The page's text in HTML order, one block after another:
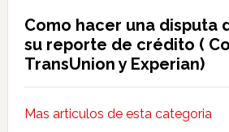
Como hacer una disputa
su reporte de crédito (
TransUnion y Experian)
Mas articulos de esta categoria